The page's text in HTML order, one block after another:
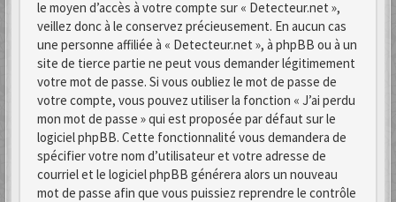
le moyen d’accès à votre compte sur « Detecteur.net »,
veillez donc à le conservez précieusement. En aucun cas
une personne affiliée à « Detecteur.net », à phpBB ou à un
site de tierce partie ne peut vous demander légitimement
votre mot de passe. Si vous oubliez le mot de passe de
votre compte, vous pouvez utiliser la fonction « J’ai perdu
mon mot de passe » qui est proposée par défaut sur le
logiciel phpBB. Cette fonctionnalité vous demandera de
spécifier votre nom d’utilisateur et votre adresse de
courriel et le logiciel phpBB générera alors un nouveau
mot de passe afin que vous puissiez reprendre le contrôle